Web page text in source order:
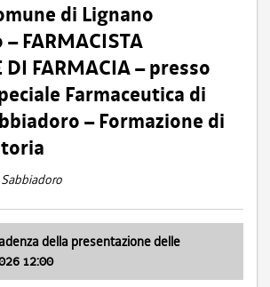
di Lignano
FARMACISTA
DI FARMACIA – presso
Farmaceutica di
– Formazione di
della presentazione delle
12:00